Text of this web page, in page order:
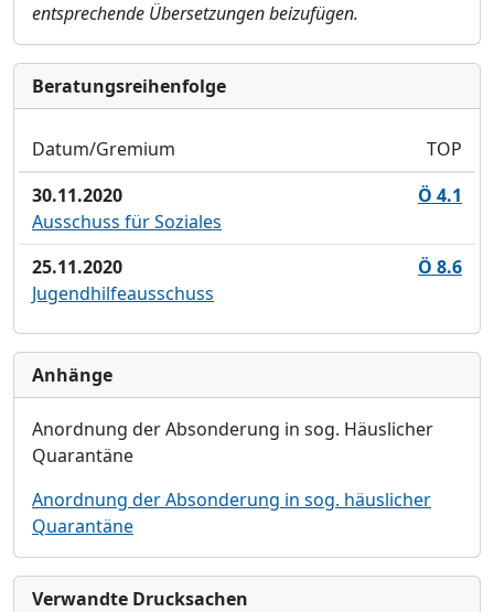
entsprechende Übersetzungen beizufügen.
Bera­tungs­reihen­folge
Datum/Gremium
TOP
30.11.2020
Ö 4.1
Ausschuss für Soziales
25.11.2020
Ö 8.6
Jugendhilfeausschuss
Anhänge
Anordnung der Absonderung in sog. Häuslicher
Quarantäne
Anordnung der Absonderung in sog. häuslicher
Quarantäne
Verwandte Drucksachen